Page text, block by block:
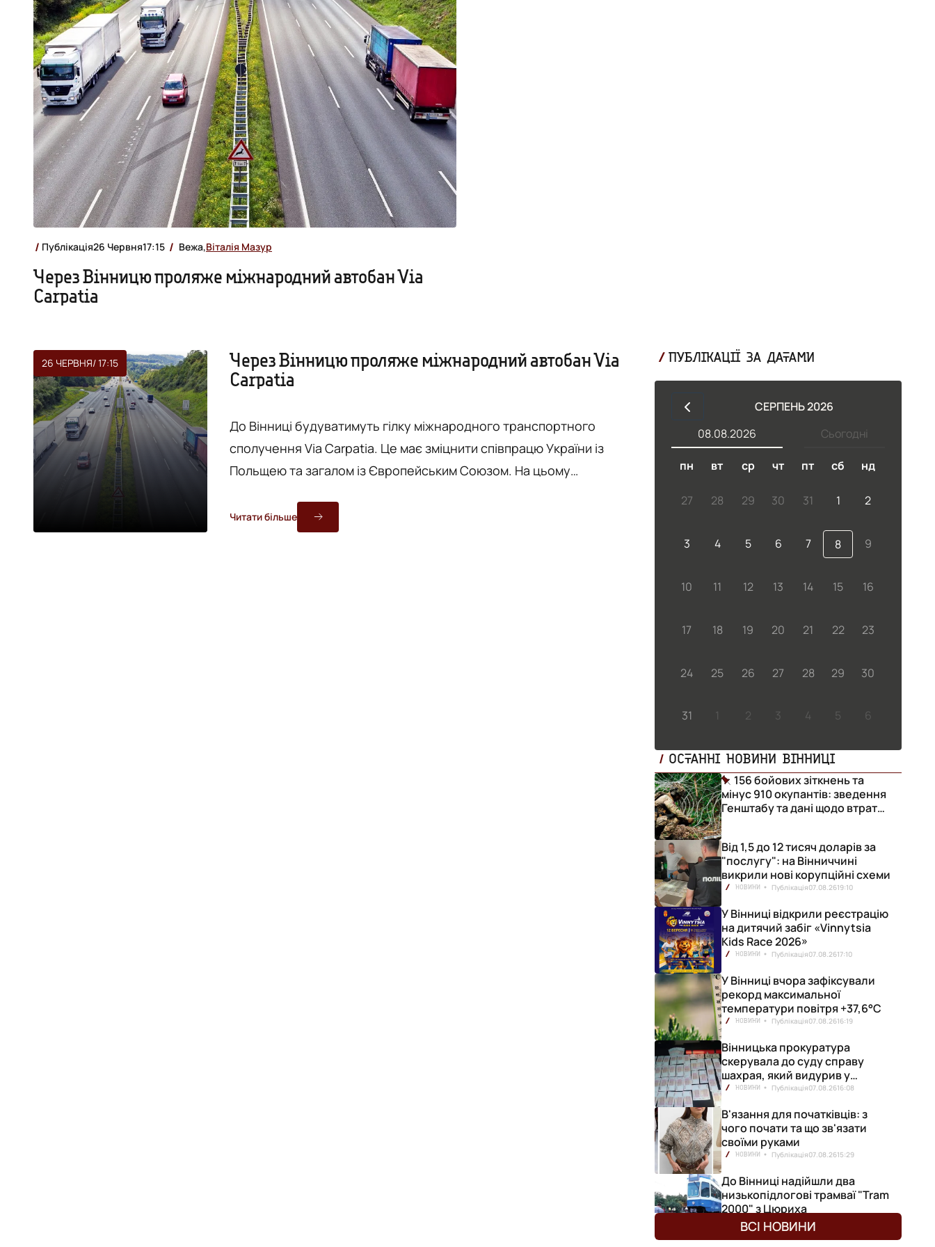
Публікація26 Червня17:15 Вежа,Віталія Мазур
Через Вінницю проляже міжнародний автобан Via
Carpatia
26 ЧЕРВНЯ/ 17:15
Через Вінницю проляже міжнародний автобан Via
Carpatia
До Вінниці будуватимуть гілку міжнародного транспортного
сполучення Via Carpatia. Це має зміцнити співпрацю України із
Польщею та загалом із Європейським Союзом. На цьому
зустрічі з Маршалком Сейму Польської Республіки Мареком
Кухцінським, повідомляє прес-служба Верховної Ради України.
Читати більше
ПУБЛІКАЦІЇ ЗА ДАТАМИ
СЕРПЕНЬ 2026
Сьогодні
08.08.2026
пн вт ср чт пт сб нд
27 28 29 30 31 1 2
3 4 5 6 7 8 9
10 11 12 13 14 15 16
17 18 19 20 21 22 23
24 25 26 27 28 29 30
31 1 2 3 4 5 6
ОСТАННІ НОВИНИ ВІННИЦІ
156 бойових зіткнень та
мінус 910 окупантів: зведення
Генштабу та дані щодо втрат
Від 1,5 до 12 тисяч доларів за
"послугу": на Вінниччині
викрили нові корупційні схеми
НОВИНИ Публікація07.08.2619:10
У Вінниці відкрили реєстрацію
на дитячий забіг «Vinnytsia
Kids Race 2026»
НОВИНИ Публікація07.08.2617:10
У Вінниці вчора зафіксували
рекорд максимальної
температури повітря +37,6°С
НОВИНИ Публікація07.08.2616:19
Вінницька прокуратура
скерувала до суду справу
шахрая, який видурив у
вінничанки 154 тисячі гривень
НОВИНИ Публікація07.08.2616:08
В'язання для початківців: з
чого почати та що зв'язати
своїми руками
НОВИНИ Публікація07.08.2615:29
До Вінниці надійшли два
низькопідлогові трамваї "Tram
2000" з Цюриха
НОВИНИ Публікація07.08.26
ВСІ НОВИНИ